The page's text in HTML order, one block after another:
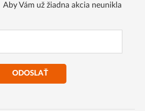
Aby Vám už žiadna akcia neunikla
ODOSLAŤ